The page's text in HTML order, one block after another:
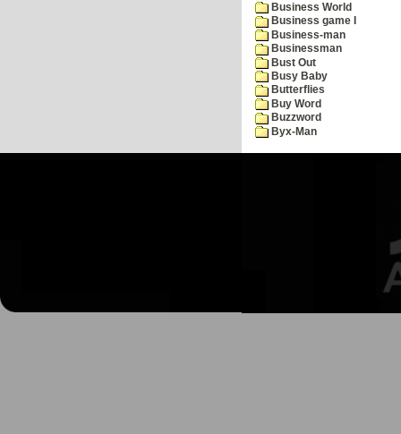
Business World
Business game I
Business-man
Businessman
Bust Out
Busy Baby
Butterflies
Buy Word
Buzzword
Byx-Man